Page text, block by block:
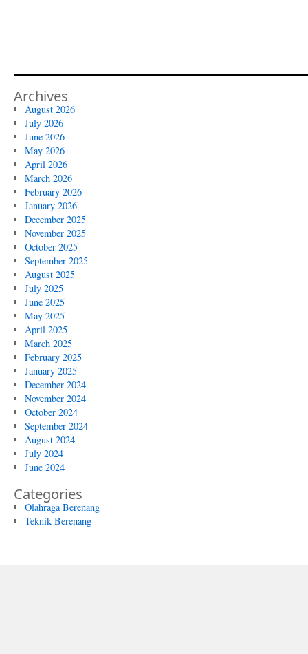
Archives
August 2026
July 2026
June 2026
May 2026
April 2026
March 2026
February 2026
January 2026
December 2025
November 2025
October 2025
September 2025
August 2025
July 2025
June 2025
May 2025
April 2025
March 2025
February 2025
January 2025
December 2024
November 2024
October 2024
September 2024
August 2024
July 2024
June 2024
Categories
Olahraga Berenang
Teknik Berenang